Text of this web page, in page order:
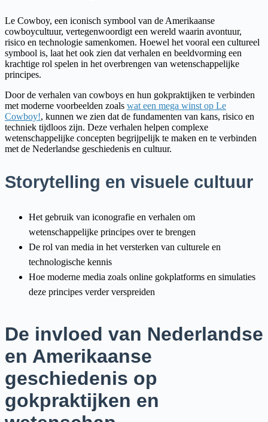
Le Cowboy, een iconisch symbool van de Amerikaanse
cowboycultuur, vertegenwoordigt een wereld waarin avontuur,
risico en technologie samenkomen. Hoewel het vooral een cultureel
symbool is, laat het ook zien dat verhalen en beeldvorming een
krachtige rol spelen in het overbrengen van wetenschappelijke
principes.
Door de verhalen van cowboys en hun gokpraktijken te verbinden
met moderne voorbeelden zoals wat een mega winst op Le
Cowboy!, kunnen we zien dat de fundamenten van kans, risico en
techniek tijdloos zijn. Deze verhalen helpen complexe
wetenschappelijke concepten begrijpelijk te maken en te verbinden
met de Nederlandse geschiedenis en cultuur.
Storytelling en visuele cultuur
Het gebruik van iconografie en verhalen om
wetenschappelijke principes over te brengen
De rol van media in het versterken van culturele en
technologische kennis
Hoe moderne media zoals online gokplatforms en simulaties
deze principes verder verspreiden
De invloed van Nederlandse
en Amerikaanse
geschiedenis op
gokpraktijken en